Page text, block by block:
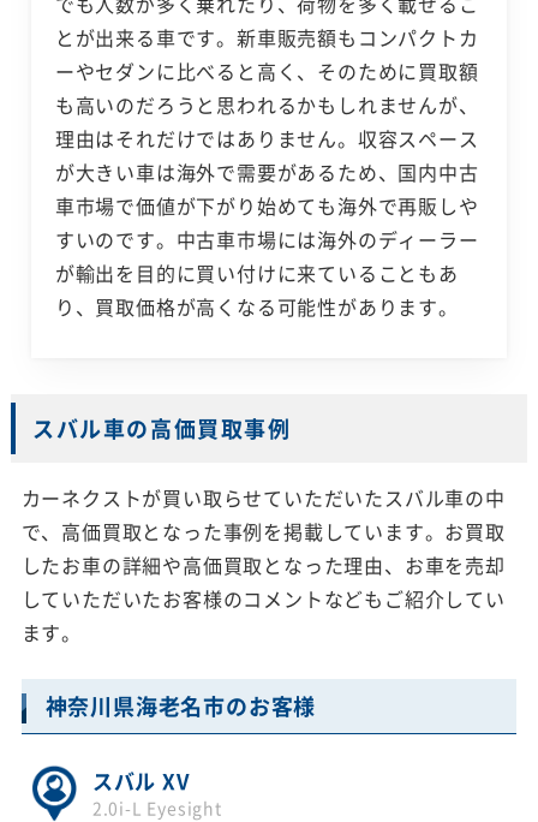
とが出来る車です。新車販売額もコンパクトカ
ーやセダンに比べると高く、そのために買取額
も高いのだろうと思われるかもしれませんが、
理由はそれだけではありません。収容スペース
が大きい車は海外で需要があるため、国内中古
車市場で価値が下がり始めても海外で再販しや
すいのです。中古車市場には海外のディーラー
が輸出を目的に買い付けに来ていることもあ
り、買取価格が高くなる可能性があります。
スバル車の高価買取事例
カーネクストが買い取らせていただいたスバル車の中
で、高価買取となった事例を掲載しています。お買取
したお車の詳細や高価買取となった理由、お車を売却
していただいたお客様のコメントなどもご紹介してい
ます。
神奈川県海老名市のお客様
スバル XV
2.0i-L Eyesight